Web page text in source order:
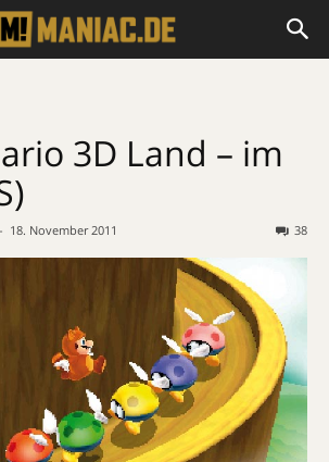
3D Land – im
- 18. November 2011 38